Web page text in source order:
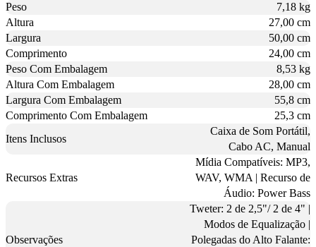
Peso
7,18 kg
Altura
27,00 cm
Largura
50,00 cm
Comprimento
24,00 cm
Peso Com Embalagem
8,53 kg
Altura Com Embalagem
28,00 cm
Largura Com Embalagem
55,8 cm
Comprimento Com Embalagem
25,3 cm
Itens Inclusos
Caixa de Som Portátil,
Cabo AC, Manual
Recursos Extras
Mídia Compatíveis: MP3,
WAV, WMA | Recurso de
Áudio: Power Bass
Observações
Tweter: 2 de 2,5"/ 2 de 4" |
Modos de Equalização |
Polegadas do Alto Falante: